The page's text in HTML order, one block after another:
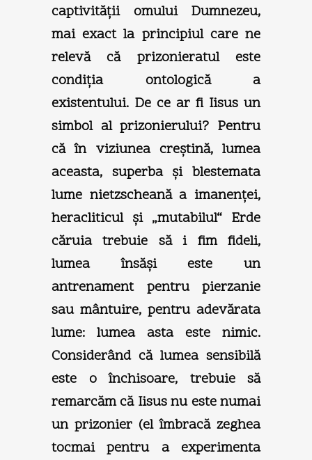
captivităţii omului Dumnezeu,
mai exact la principiul care ne
relevă că prizonieratul este
condiţia ontologică a
existentului. De ce ar fi Iisus un
simbol al prizonierului? Pentru
că în viziunea creştină, lumea
aceasta, superba şi blestemata
lume nietzscheană a imanenţei,
heracliticul şi „mutabilul“ Erde
căruia trebuie să i fim fideli,
lumea însăşi este un
antrenament pentru pierzanie
sau mântuire, pentru adevărata
lume: lumea asta este nimic.
Considerând că lumea sensibilă
este o închisoare, trebuie să
remarcăm că Iisus nu este numai
un prizonier (el îmbracă zeghea
tocmai pentru a experimenta